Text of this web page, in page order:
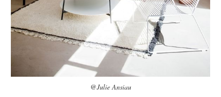
@Julie Ansiau